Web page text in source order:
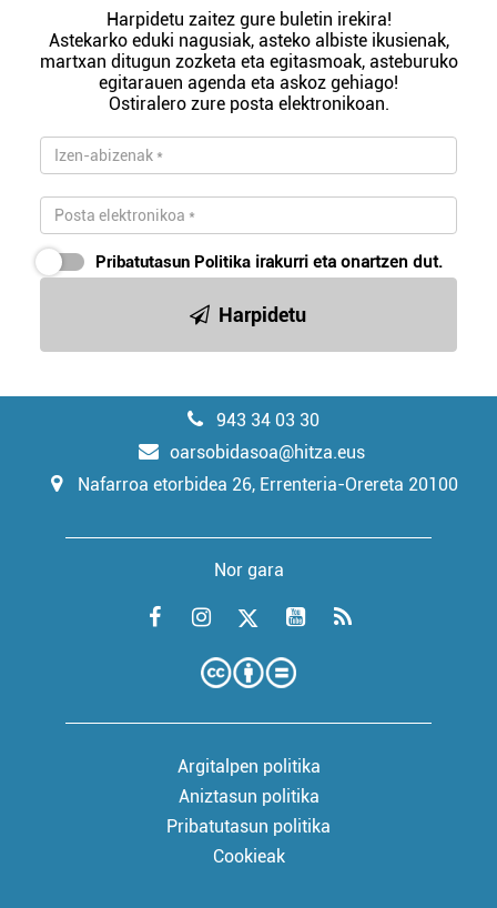
Harpidetu zaitez gure buletin irekira!
Astekarko eduki nagusiak, asteko albiste ikusienak,
martxan ditugun zozketa eta egitasmoak, asteburuko
egitarauen agenda eta askoz gehiago!
Ostiralero zure posta elektronikoan.
Pribatutasun Politika irakurri eta onartzen dut.
Harpidetu
943 34 03 30
oarsobidasoa@hitza.eus
Nafarroa etorbidea 26, Errenteria-Orereta 20100
Nor gara
Argitalpen politika
Aniztasun politika
Pribatutasun politika
Cookieak